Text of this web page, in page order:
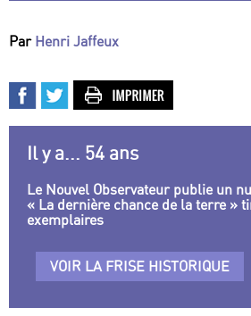
Par Henri Jaffeux
Il y a... 54 ans
Le Nouvel Observateur publie un
« La dernière chance de la terre »
exemplaires
VOIR LA FRISE HISTORIQUE